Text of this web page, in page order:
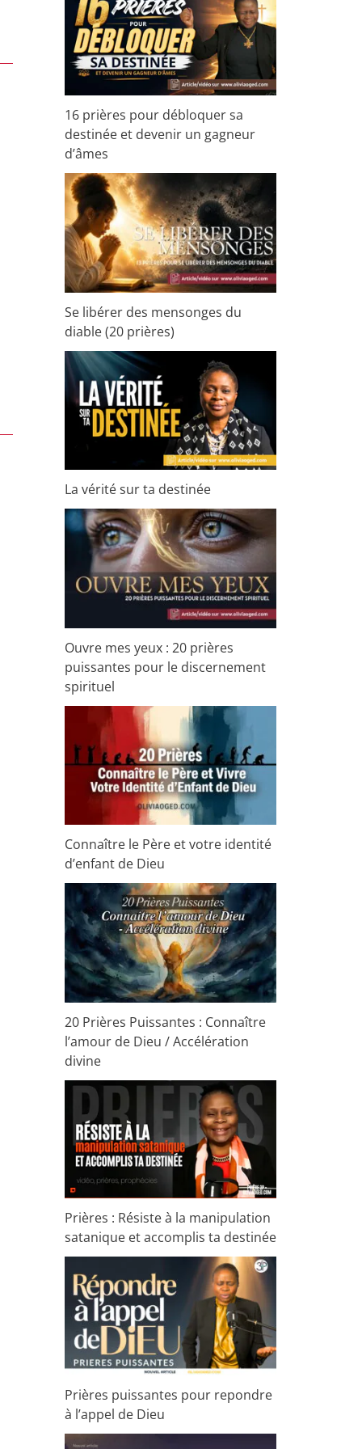
r
:
16 prières pour débloquer sa
destinée et devenir un gagneur
d’âmes
Se libérer des mensonges du
diable (20 prières)
La vérité sur ta destinée
Ouvre mes yeux : 20 prières
puissantes pour le discernement
spirituel
Connaître le Père et votre identité
d’enfant de Dieu
20 Prières Puissantes : Connaître
l’amour de Dieu / Accélération
divine
Prières : Résiste à la manipulation
satanique et accomplis ta destinée
Prières puissantes pour repondre
à l’appel de Dieu